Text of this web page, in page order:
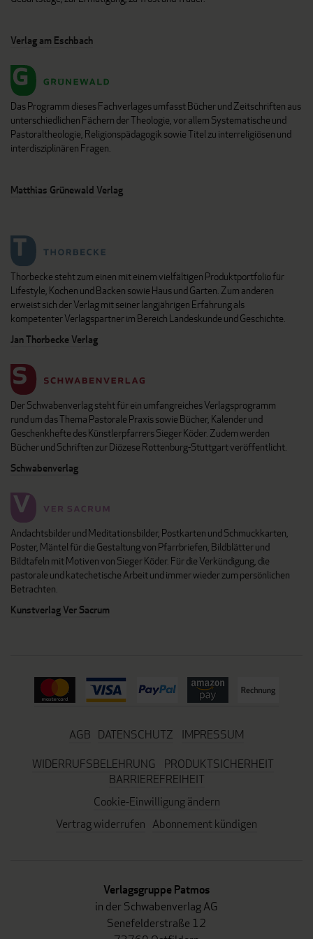
Verlag am Eschbach
Das Programm dieses Fachverlages umfasst Bücher und Zeitschriften aus
unterschiedlichen Fächern der Theologie, vor allem Systematische und
Pastoraltheologie, Religionspädagogik sowie Titel zu interreligiösen und
interdisziplinären Fragen.
Matthias Grünewald Verlag
Thorbecke steht zum einen mit einem vielfältigen Produktportfolio für
Lifestyle, Kochen und Backen sowie Haus und Garten. Zum anderen
erweist sich der Verlag mit seiner langjährigen Erfahrung als
kompetenter Verlagspartner im Bereich Landeskunde und Geschichte.
Jan Thorbecke Verlag
Der Schwabenverlag steht für ein umfangreiches Verlagsprogramm
rund um das Thema Pastorale Praxis sowie Bücher, Kalender und
Geschenkhefte des Künstlerpfarrers Sieger Köder. Zudem werden
Bücher und Schriften zur Diözese Rottenburg-Stuttgart veröffentlicht.
Schwabenverlag
Andachtsbilder und Meditationsbilder, Postkarten und Schmuckkarten,
Poster, Mäntel für die Gestaltung von Pfarrbriefen, Bildblätter und
Bildtafeln mit Motiven von Sieger Köder. Für die Verkündigung, die
pastorale und katechetische Arbeit und immer wieder zum persönlichen
Betrachten.
Kunstverlag Ver Sacrum
AGB DATENSCHUTZ
IMPRESSUM
WIDERRUFSBELEHRUNG
PRODUKTSICHERHEIT
BARRIEREFREIHEIT
Cookie-Einwilligung ändern
Vertrag widerrufen Abonnement kündigen
Verlagsgruppe Patmos
in der Schwabenverlag AG
Senefelderstraße 12